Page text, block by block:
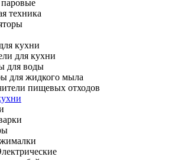
техника
кухни
для кухни
для воды
для жидкого мыла
пищевых отходов